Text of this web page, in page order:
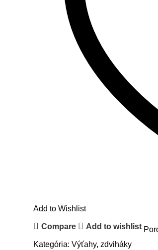
Add to Wishlist
Compare Add to wishlist
Kategória: Výťahy, zdviháky